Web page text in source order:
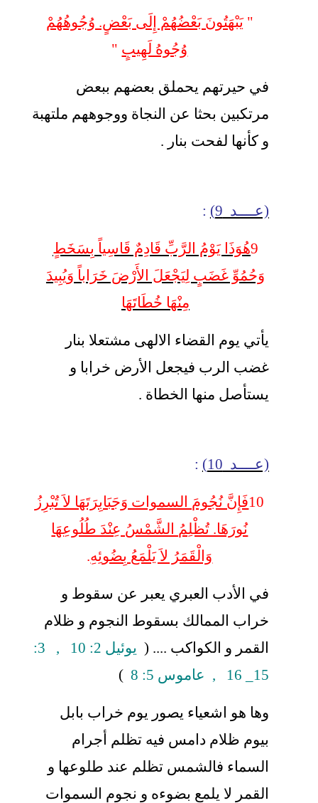
"يَبْهَتُونَ بَعْضُهُمْ إِلَى بَعْضٍ. وُجُوهُهُمْ
وُجُوهُ لَهِيبٍ "
في حيرتهم يحملق بعضهم ببعض
مرتكبين بحثا عن النجاة ووجوههم ملتهبة
و كأنها لفحت بنار .
(عــــد 9) :
9هُوَذَا يَوْمُ الرَّبِّ قَادِمٌ قَاسِياً بِسَخَطٍ
وَحُمُوِّ غَضَبٍ لِيَجْعَلَ الأَرْضَ خَرَاباً وَيُبِيدَ
مِنْهَا خُطَاتَهَا
يأتي يوم القضاء الالهى مشتعلا بنار
غضب الرب فيجعل الأرض خرابا و
يستأصل منها الخطاة .
(عــــد 10) :
10فَإِنَّ نُجُومَ السموات وَجَبَابِرَتَهَا لاَ تُبْرِزُ
نُورَهَا. تُظْلِمُ الشَّمْسُ عِنْدَ طُلُوعِهَا
وَالْقَمَرُ لاَ يَلْمَعُ بِضُوئِهِ.
في الأدب العبري يعبر عن سقوط و
خراب الممالك بسقوط النجوم و ظلام
القمر و الكواكب .... (
يوئيل 2: 10 , 3:
15_ 16 , عاموس 5: 8
)
وها هو اشعياء يصور يوم خراب بابل
بيوم ظلام دامس فيه تظلم أجرام
السماء فالشمس تظلم عند طلوعها و
القمر لا يلمع بضوءه و نجوم السموات